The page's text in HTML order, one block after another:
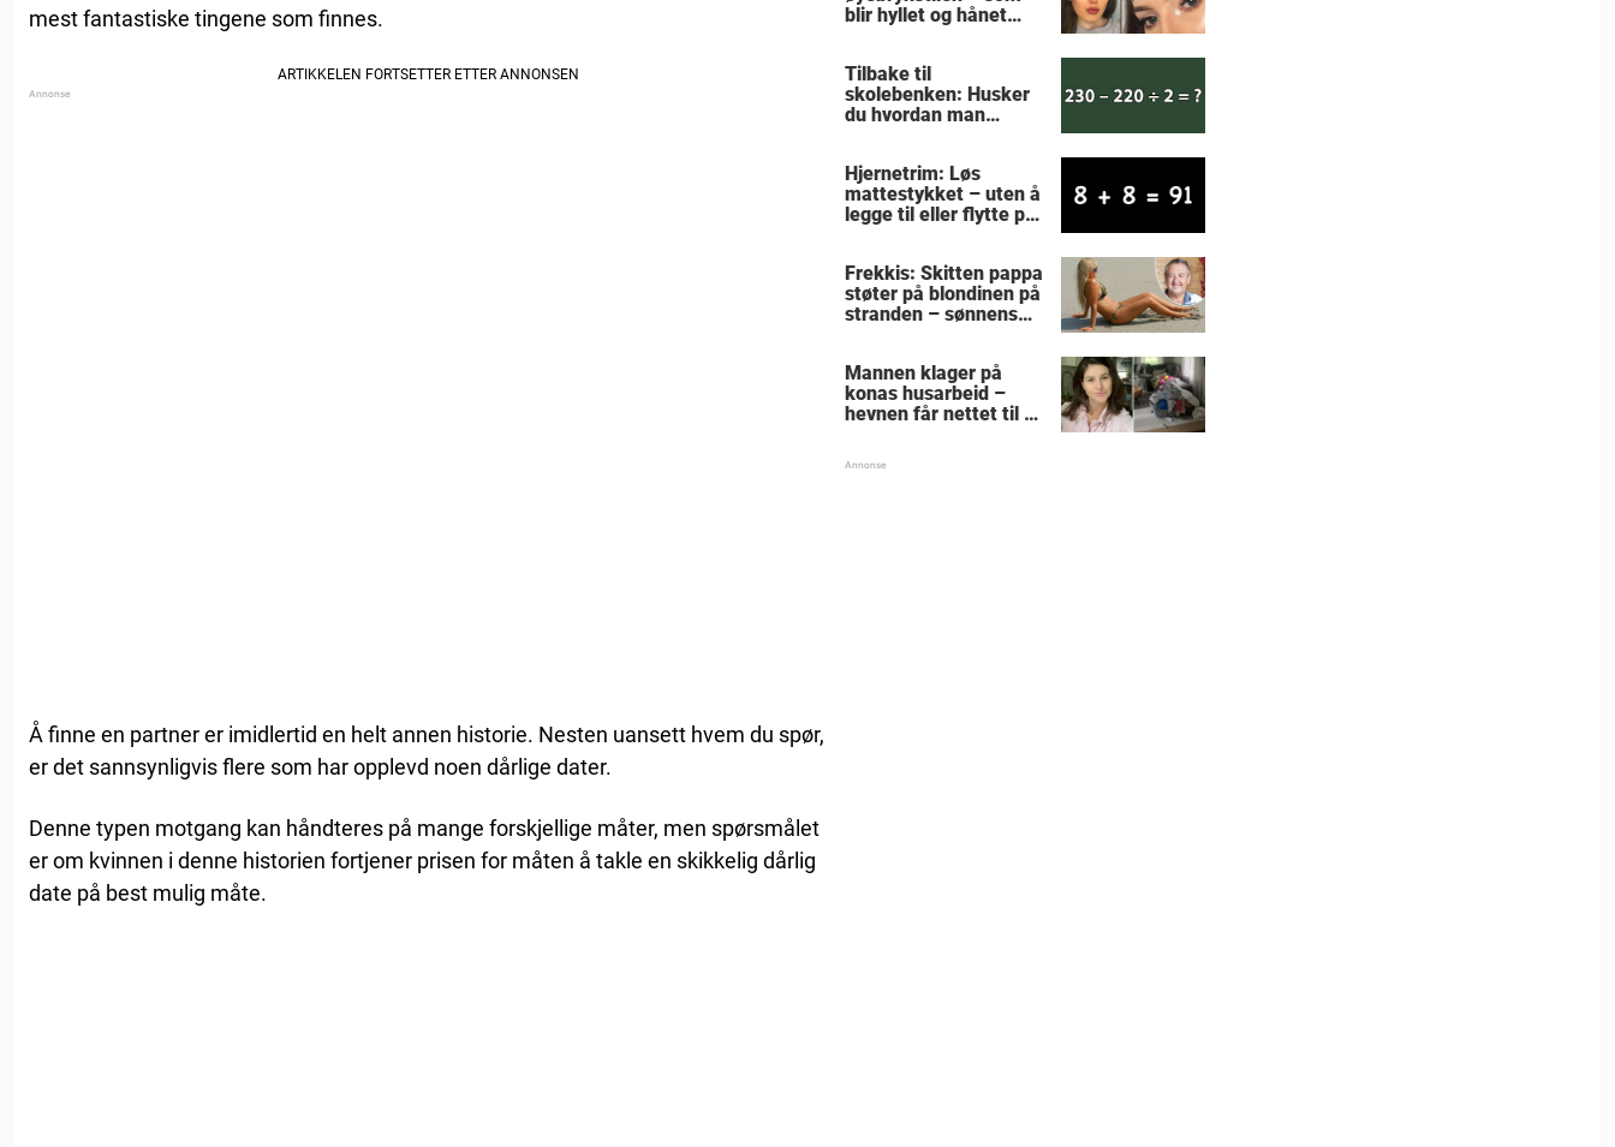
mest fantastiske tingene som finnes.
Å finne en partner er imidlertid en helt annen historie. Nesten uansett hvem du spør,
er det sannsynligvis flere som har opplevd noen dårlige dater.
Denne typen motgang kan håndteres på mange forskjellige måter, men spørsmålet
er om kvinnen i denne historien fortjener prisen for måten å takle en skikkelig dårlig
date på best mulig måte.
blir hyllet og hånet
Tilbake til
skolebenken: Husker
du hvordan man
Hjernetrim: Løs
mattestykket – uten å
legge til eller flytte på
Frekkis: Skitten pappa
støter på blondinen på
stranden – sønnens
gråte
Mannen klager på
konas husarbeid –
hevnen får nettet til å